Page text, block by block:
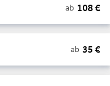
ab 108€
ab 35 €